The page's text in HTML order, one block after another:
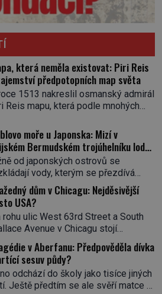
která neměla existovat: Piri Reis
předpotopních map světa
1513 nakreslil osmanský admirál
Reis mapu, která podle mnohých
kusu gazelí kůže se totiž objevuje
připomínající Antarktidu bez
příkrovu, tři sta let před jejím
Odkud čerpal? Existovala
civilizace se znalostmi, jež
dosud nezaznamenala? Píše
1513, osmanský […]
moře u Japonska: Mizí v
Bermudském trojúhelníku lodě
neznámé síly?
od japonských ostrovů se
vody, kterým se přezdívá
moře. Vypráví se o lodích
beze stopy, podivných
zrádných proudech i mořských
kteří měli tyto končiny střežit už
legendách. Je tichomořský
trojúhelník skutečně prokletým
nebo se zde jen nebezpečná
proměnila v jednu z
námořních záhad? […]
dům v Chicagu: Nejděsivější
USA?
rohu ulic West 63rd Street a South
Avenue v Chicagu stojí
pošta. Nemá žádný speciální
ani pamětní desku. A přesto prý
zaměstnanci neradi chodí do
Právě tady totiž sídlil sériový
H. H. Holmes a také
v Aberfanu: Předpověděla dívka
sesuv půdy?
odchází do školy jako tisíce jiných
Ještě předtím se ale svěří matce s